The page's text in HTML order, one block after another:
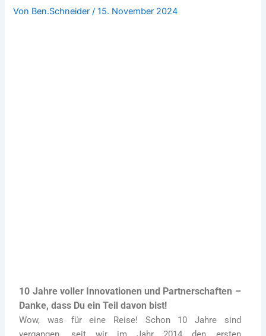
Von Ben.Schneider/15. November 2024
10 Jahre voller Innovationen und Partnerschaften –
Danke, dass Du ein Teil davon bist!
Wow, was für eine Reise! Schon 10 Jahre sind